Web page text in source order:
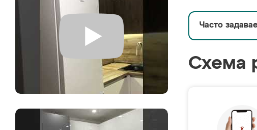
Часто
Схема